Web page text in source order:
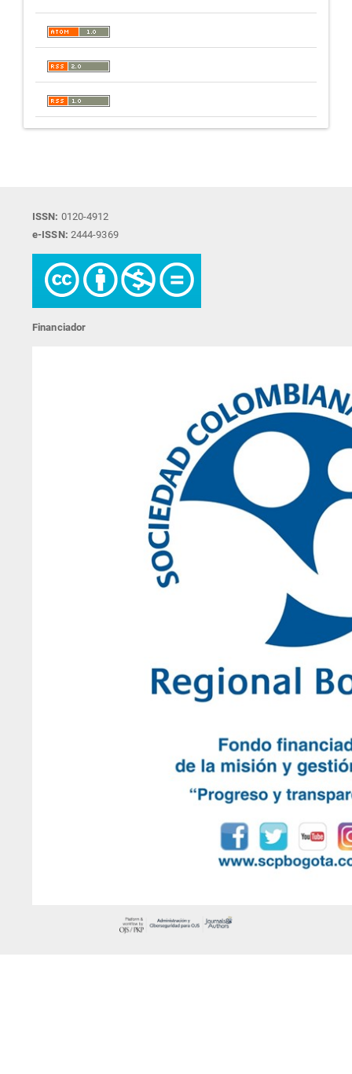
ISSN: 0120-4912
e-ISSN: 2444-9369
Financiador